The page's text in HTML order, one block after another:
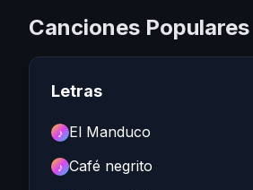
Canciones Populares
Letras
♪ El Manduco
♪ Café negrito